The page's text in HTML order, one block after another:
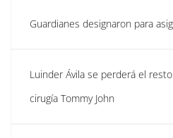
Guardianes designaron para
Luinder Ávila se perderá el
cirugía Tommy John